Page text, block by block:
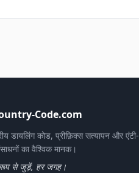
Code.com
डायलिंग कोड, प्रीफ़िक्स सत्यापन और एंटी-
का वैश्विक मानक।
रूप से जुड़ें, हर जगह।